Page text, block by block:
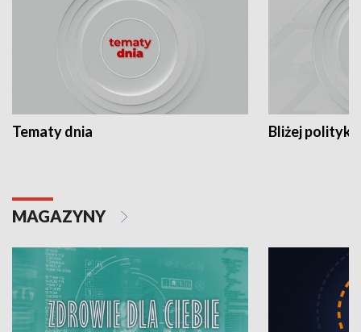
Tematy dnia Bliżej polityki
MAGAZYNY